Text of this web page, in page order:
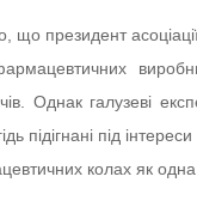
що президент
Однак галузеві
підігнані під
колах як одна